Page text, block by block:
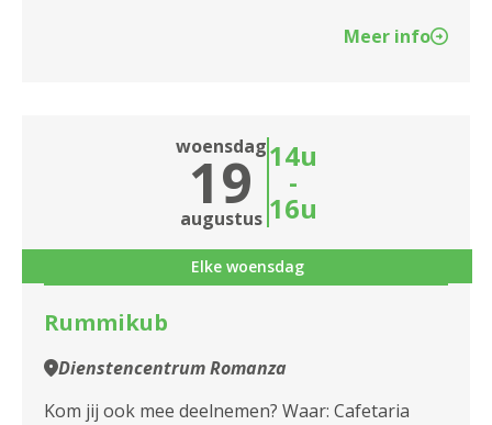
Meer info
woensdag
19
augustus
14u
-
16u
Elke woensdag
Rummikub
Dienstencentrum Romanza
Kom jij ook mee deelnemen? Waar: Cafetaria